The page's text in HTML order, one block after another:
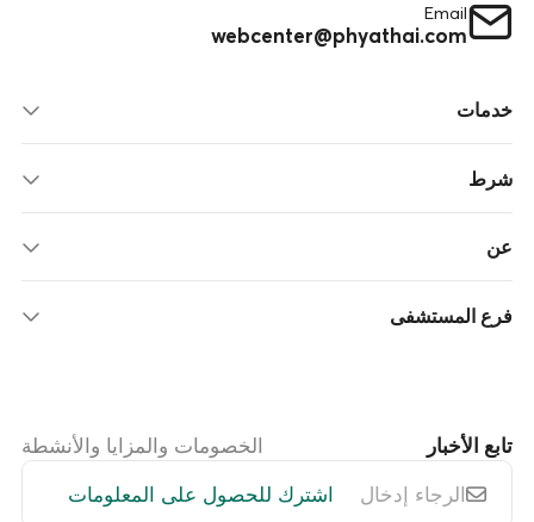
Email
webcenter@phyathai.com
خدمات
شرط
عن
فرع المستشفى
تابع الأخبار
الخصومات والمزايا والأنشطة
اشترك للحصول على المعلومات